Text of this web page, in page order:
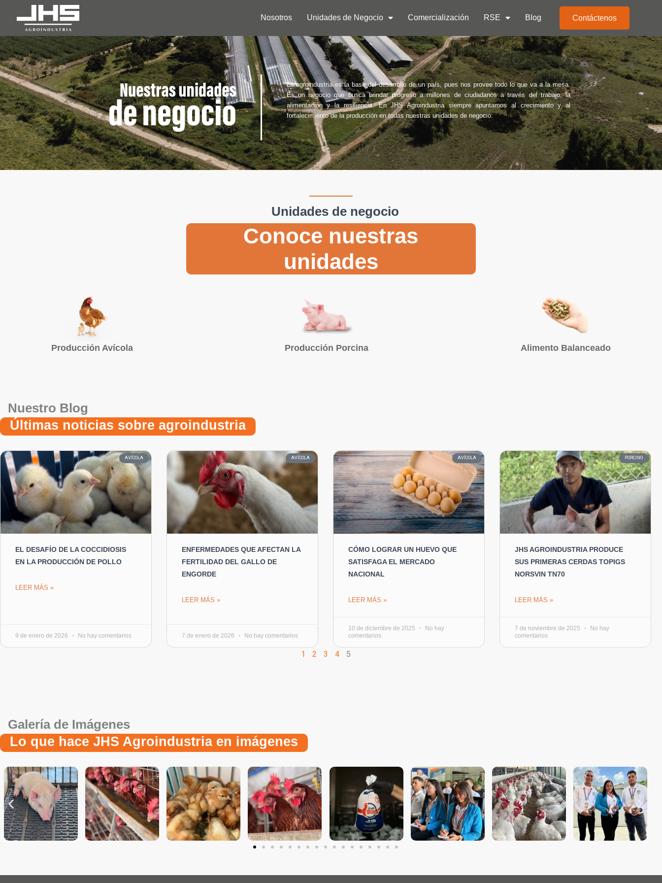
Nosotros Unidades de Negocio Comercialización RSE Blog Contáctenos
La agroindustria es la base del desarrollo de un país, pues nos provee todo lo que va a la mesa.
Es un negocio que busca brindar progreso a millones de ciudadanos a través del trabajo, la
alimentación y la resiliencia. En JHS Agroindustria siempre apuntamos al crecimiento y al
fortalecimiento de la producción en todas nuestras unidades de negocio:
Unidades de negocio
Conoce nuestras
unidades
Producción Avícola Producción Porcina Alimento Balanceado
Nuestro Blog
Últimas noticias sobre agroindustria
AVÍCOLA
EL DESAFÍO DE LA COCCIDIOSIS
EN LA PRODUCCIÓN DE POLLO
LEER MÁS »
9 de enero de 2026 No hay comentarios
AVÍCOLA
ENFERMEDADES QUE AFECTAN LA
FERTILIDAD DEL GALLO DE
ENGORDE
LEER MÁS »
7 de enero de 2026 No hay comentarios
AVÍCOLA
CÓMO LOGRAR UN HUEVO QUE
SATISFAGA EL MERCADO
NACIONAL
LEER MÁS »
10 de diciembre de 2025
No hay
comentarios
PORCINO
JHS AGROINDUSTRIA PRODUCE
SUS PRIMERAS CERDAS TOPIGS
NORSVIN TN70
LEER MÁS »
7 de noviembre de 2025
No hay
comentarios
1 2 3 4 5
Galería de Imágenes
Lo que hace JHS Agroindustria en imágenes